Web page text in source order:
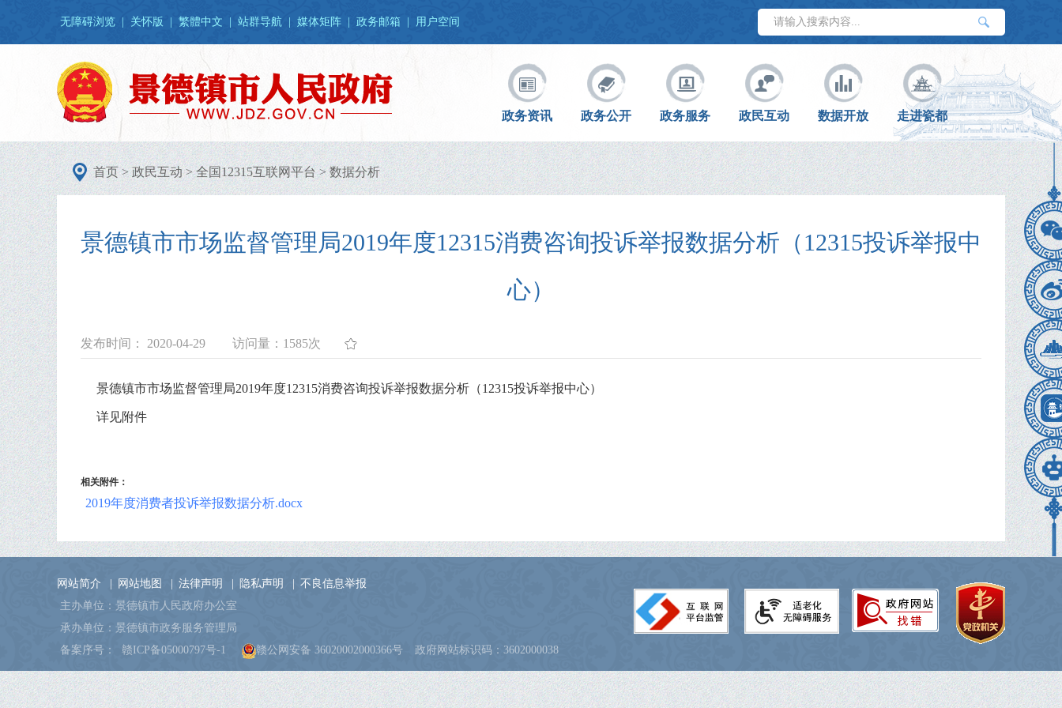
无障碍浏览 关怀版 繁體中文 站群导航 媒体矩阵 政务邮箱 用户空间
政务资讯 政务公开 政务服务 政民互动 数据开放 走进瓷都
首页>政民互动>全国12315互联网平台>数据分析
景德镇市市场监督管理局2019年度12315消费咨询投诉举报数据分析（12315投诉举报中
心）
发布时间： 2020-04-29 访问量： 1585次
景德镇市市场监督管理局2019年度12315消费咨询投诉举报数据分析（12315投诉举报中心）
详见附件
相关附件：
2019年度消费者投诉举报数据分析.docx
网站简介 网站地图 法律声明 隐私声明
不良信息举报
主办单位：景德镇市人民政府办公室
承办单位：景德镇市政务服务管理局
备案序号：
赣ICP备05000797号-1 赣公网安备 36020002000366号 政府网站标识码：3602000038